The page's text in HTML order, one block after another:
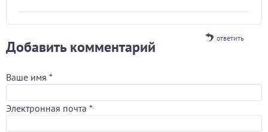
ответить
Добавить комментарий
Ваше имя *
Электронная почта *